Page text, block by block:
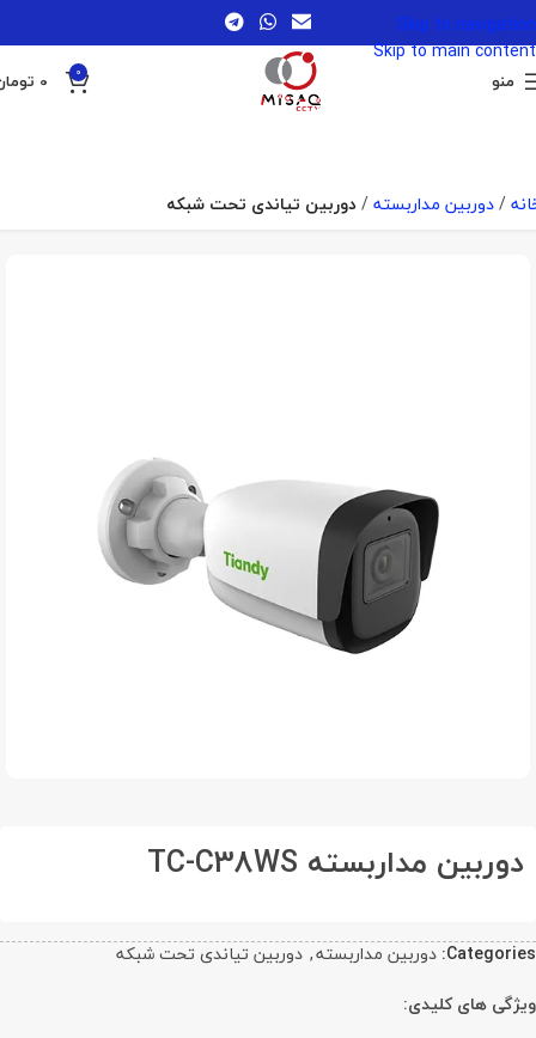
Skip to navigation
Skip to main content
منو 0
0
دوربین مداربسته دوربین تیاندی تحت شبکه
دوربین مداربسته TC-C38WS
Categories: دوربین مداربسته, دوربین تیاندی تحت شبکه
ویژگی های کلیدی: